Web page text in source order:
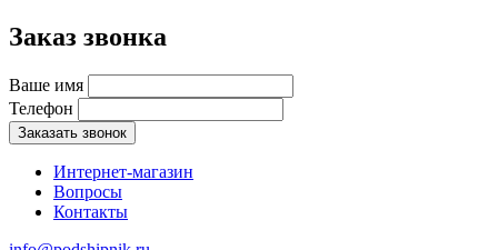
Заказ звонка
Ваше имя
Телефон
Заказать звонок
Интернет-магазин
Вопросы
Контакты